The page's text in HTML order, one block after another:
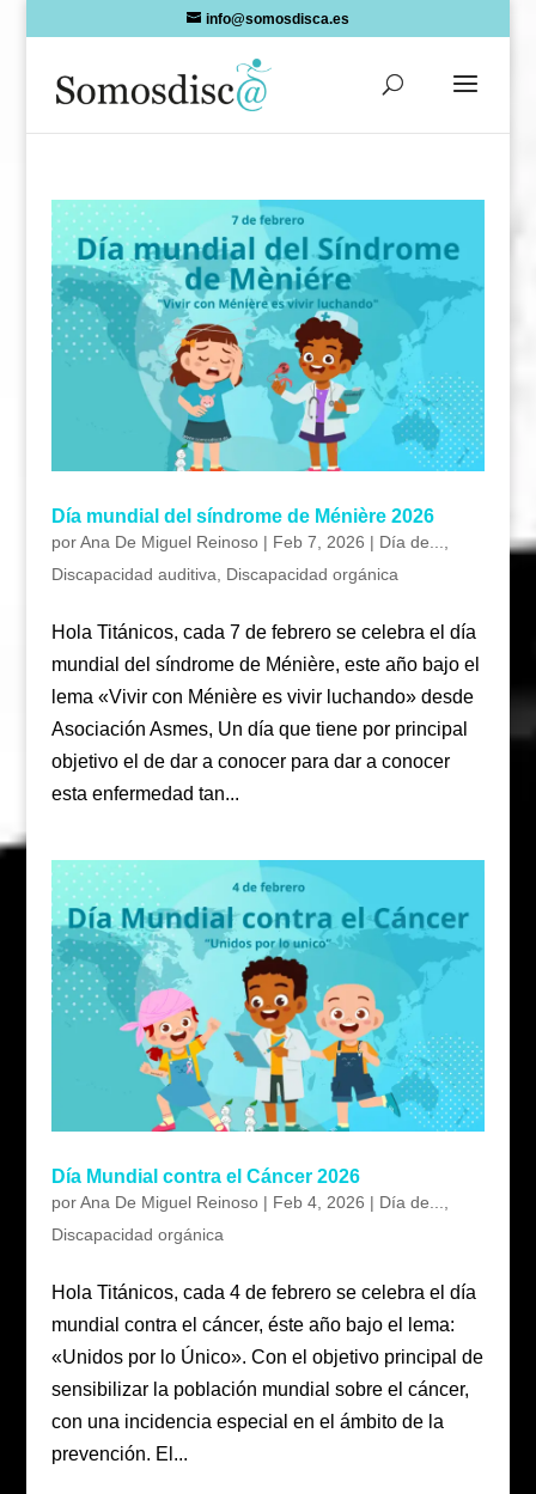
info@somosdisca.es
Día mundial del síndrome de Ménière 2026
porAna De Miguel Reinoso| Feb 7, 2026 | Día de...
Discapacidad auditiva
Discapacidad orgánica
Hola Titánicos, cada 7 de febrero se celebra el día
mundial del síndrome de Ménière, este año bajo el
lema «Vivir con Ménière es vivir luchando» desde
Asociación Asmes, Un día que tiene por principal
objetivo el de dar a conocer para dar a conocer
esta enfermedad tan...
Día Mundial contra el Cáncer 2026
porAna De Miguel Reinoso| Feb 4, 2026 | Día de...
Discapacidad orgánica
Hola Titánicos, cada 4 de febrero se celebra el día
mundial contra el cáncer, éste año bajo el lema:
«Unidos por lo Único». Con el objetivo principal de
sensibilizar la población mundial sobre el cáncer,
con una incidencia especial en el ámbito de la
prevención. El...